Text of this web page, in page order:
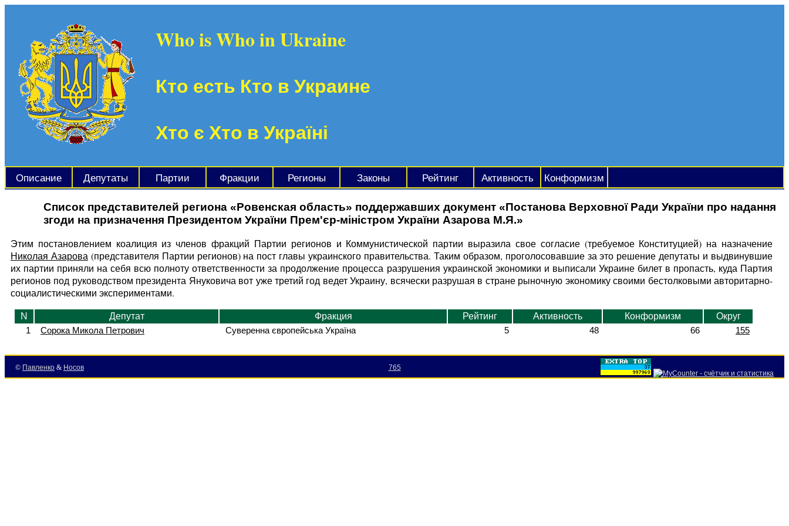
Who is Who in Ukraine
Кто есть Кто в Украине
Хто є Хто в Україні
Описание Депутаты Партии Фракции Регионы Законы Рейтинг Активность Конформизм
Список представителей региона «Ровенская область» поддержавших документ «Постанова Верховної Ради України про надання
згоди на призначення Президентом України Прем'єр-міністром України Азарова М.Я.»
Этим постановлением коалиция из членов фракций Партии регионов и Коммунистической партии выразила свое согласие (требуемое Конституцией) на назначение
Николая Азарова(представителя Партии регионов) на пост главы украинского правительства. Таким образом, проголосовавшие за это решение депутаты и выдвинувшие
их партии приняли на себя всю полноту ответственности за продолжение процесса разрушения украинской экономики и выписали Украине билет в пропасть, куда Партия
регионов под руководством президента Януковича вот уже третий год ведет Украину, всячески разрушая в стране рыночную экономику своими бестолковыми авторитарно-
социалистическими экспериментами.
N Депутат Фракция Рейтинг Активность Конформизм
Округ
1
Сорока Микола Петрович Суверенна європейська Україна 5 48 66 155
© Павленко & Носов 765